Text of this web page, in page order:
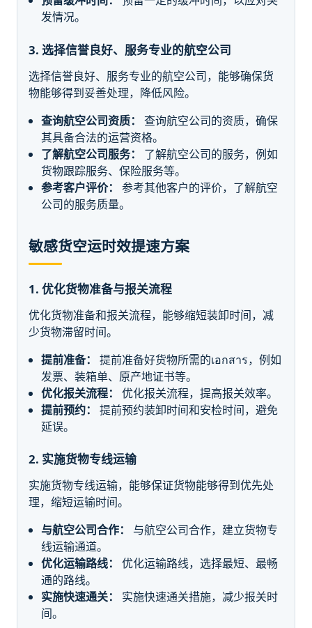
发情况。
3. 选择信誉良好、服务专业的航空公司
选择信誉良好、服务专业的航空公司，能够确保货
物能够得到妥善处理，降低风险。
查询航空公司资质：
查询航空公司的资质，确保
其具备合法的运营资格。
了解航空公司服务：
了解航空公司的服务，例如
货物跟踪服务、保险服务等。
参考客户评价：
参考其他客户的评价，了解航空
公司的服务质量。
敏感货空运时效提速方案
1. 优化货物准备与报关流程
优化货物准备和报关流程，能够缩短装卸时间，减
少货物滞留时间。
提前准备：
提前准备好货物所需的เอกสาร，例如
发票、装箱单、原产地证书等。
优化报关流程：
优化报关流程，提高报关效率。
提前预约：
提前预约装卸时间和安检时间，避免
延误。
2. 实施货物专线运输
实施货物专线运输，能够保证货物能够得到优先处
理，缩短运输时间。
与航空公司合作：
与航空公司合作，建立货物专
线运输通道。
优化运输路线：
优化运输路线，选择最短、最畅
通的路线。
实施快速通关：
实施快速通关措施，减少报关时
间。